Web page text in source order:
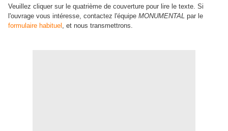
Veuillez cliquer sur le quatrième de couverture pour lire le texte. Si
l'ouvrage vous intéresse, contactez l'équipe MONUMENTAL par le
formulaire habituel , et nous transmettrons.